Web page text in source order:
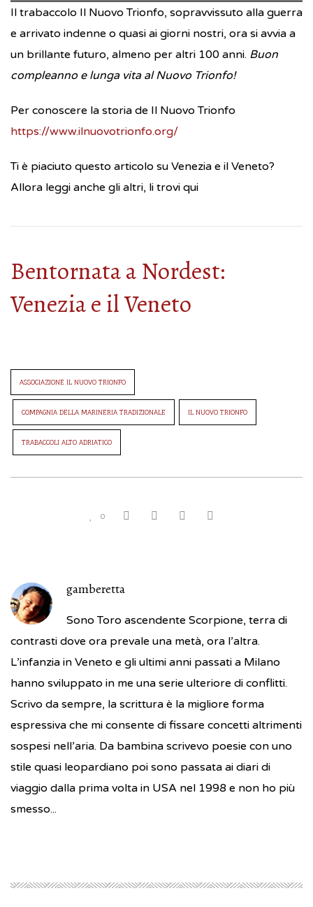
nuovo_trionfo nuovo_trionfo
Il trabaccolo Il Nuovo Trionfo, sopravvissuto alla guerra
e arrivato indenne o quasi ai giorni nostri, ora si avvia a
un brillante futuro, almeno per altri 100 anni. Buon
compleanno e lunga vita al Nuovo Trionfo!
Per conoscere la storia de Il Nuovo Trionfo
https://www.ilnuovotrionfo.org/
Ti è piaciuto questo articolo su Venezia e il Veneto?
Allora leggi anche gli altri, li trovi qui
Bentornata a Nordest:
Venezia e il Veneto
ASSOCIAZIONE IL NUOVO TRIONFO
COMPAGNIA DELLA MARINERIA TRADIZIONALE IL NUOVO TRIONFO
TRABACCOLI ALTO ADRIATICO
0
gamberetta
Sono Toro ascendente Scorpione, terra di
contrasti dove ora prevale una metà, ora l’altra.
L’infanzia in Veneto e gli ultimi anni passati a Milano
hanno sviluppato in me una serie ulteriore di conflitti.
Scrivo da sempre, la scrittura è la migliore forma
espressiva che mi consente di fissare concetti altrimenti
sospesi nell’aria. Da bambina scrivevo poesie con uno
stile quasi leopardiano poi sono passata ai diari di
viaggio dalla prima volta in USA nel 1998 e non ho più
smesso...